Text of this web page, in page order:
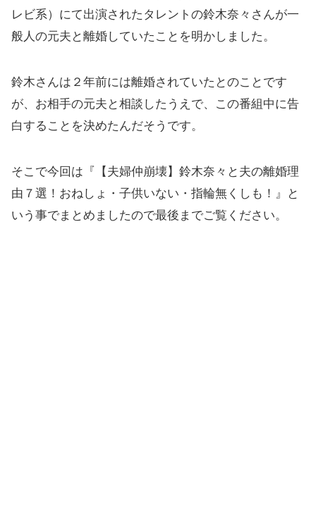
レビ系）にて出演されたタレントの鈴木奈々さんが一
般人の元夫と離婚していたことを明かしました。
鈴木さんは２年前には離婚されていたとのことです
が、お相手の元夫と相談したうえで、この番組中に告
白することを決めたんだそうです。
そこで今回は『【夫婦仲崩壊】鈴木奈々と夫の離婚理
由７選！おねしょ・子供いない・指輪無くしも！』と
いう事でまとめましたので最後までご覧ください。